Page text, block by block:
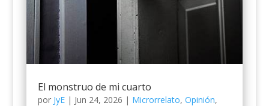
El monstruo de mi cuarto
por JyE| Jun 24, 2026 | Microrrelato, Opinión,